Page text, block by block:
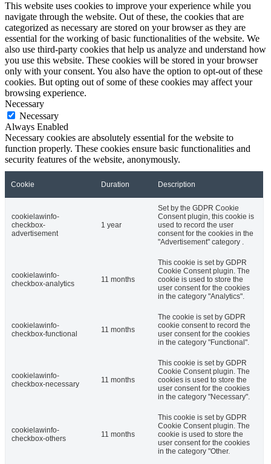
This website uses cookies to improve your experience while you
navigate through the website. Out of these, the cookies that are
categorized as necessary are stored on your browser as they are
essential for the working of basic functionalities of the website. We
also use third-party cookies that help us analyze and understand how
you use this website. These cookies will be stored in your browser
only with your consent. You also have the option to opt-out of these
cookies. But opting out of some of these cookies may affect your
browsing experience.
Necessary
Necessary
Always Enabled
Necessary cookies are absolutely essential for the website to
function properly. These cookies ensure basic functionalities and
security features of the website, anonymously.
Cookie Duration Description
cookielawinfo-
checkbox-
advertisement
1 year
Set by the GDPR Cookie
Consent plugin, this cookie is
used to record the user
consent for the cookies in the
"Advertisement" category .
cookielawinfo-
checkbox-analytics
11 months
This cookie is set by GDPR
Cookie Consent plugin. The
cookie is used to store the
user consent for the cookies
in the category "Analytics".
cookielawinfo-
checkbox-functional
11 months
The cookie is set by GDPR
cookie consent to record the
user consent for the cookies
in the category "Functional".
cookielawinfo-
checkbox-necessary
11 months
This cookie is set by GDPR
Cookie Consent plugin. The
cookies is used to store the
user consent for the cookies
in the category "Necessary".
cookielawinfo-
checkbox-others
11 months
This cookie is set by GDPR
Cookie Consent plugin. The
cookie is used to store the
user consent for the cookies
in the category "Other.